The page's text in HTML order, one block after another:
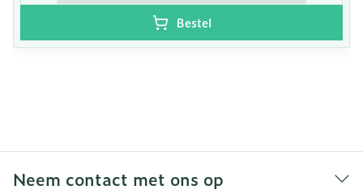
Bestel
Neem contact met ons op